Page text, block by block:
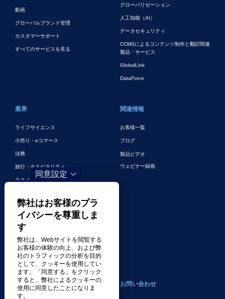
動画
グローバルブランド管理
カスタマーサポート
すべてのサービスを見る
グローバリゼーション
人工知能（AI）
データセキュリティ
CCMSによるコンテンツ制作と翻訳関連
製品・サービス
GlobalLink
DataForce
業界
ライフサイエンス
小売り・eコマース
法務
旅行・ホスピタリティ
テクノロジー
ゲーム
エンターテイメント
デジタルマーケティングとデジタル広
告
その他の業界
関連情報
お客様一覧
ブログ
製品ビデオ
ウェビナー録画
会社案内 お問い合わせ
同意設定
弊社はお客様のプラ
イバシーを尊重しま
す
弊社は、Webサイトを閲覧する
お客様の体験の向上、および弊
社のトラフィックの分析を目的
として、クッキーを使用してい
ます。「同意する」をクリック
すると、弊社によるクッキーの
使用に同意したことになりま
す。